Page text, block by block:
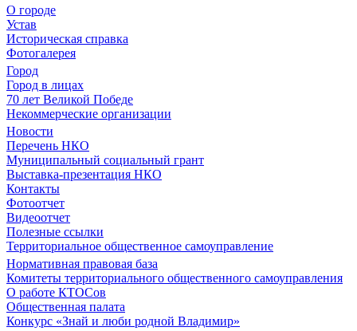
О городе
Устав
Историческая справка
Фотогалерея
Город
Город в лицах
70 лет Великой Победе
Некоммерческие организации
Новости
Перечень НКО
Муниципальный социальный грант
Выставка-презентация НКО
Контакты
Фотоотчет
Видеоотчет
Полезные ссылки
Территориальное общественное самоуправление
Нормативная правовая база
Комитеты территориального общественного самоуправления
О работе КТОСов
Общественная палата
Конкурс «Знай и люби родной Владимир»